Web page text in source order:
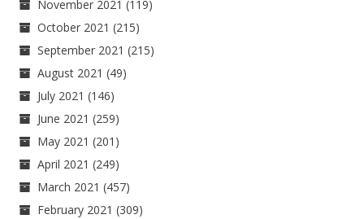
November 2021 (119)
October 2021 (215)
September 2021 (215)
August 2021 (49)
July 2021 (146)
June 2021 (259)
May 2021 (201)
April 2021 (249)
March 2021 (457)
February 2021 (309)